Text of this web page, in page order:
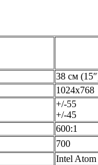
38 см
1024x768
+/-55
+/-45
600:1
700
Intel